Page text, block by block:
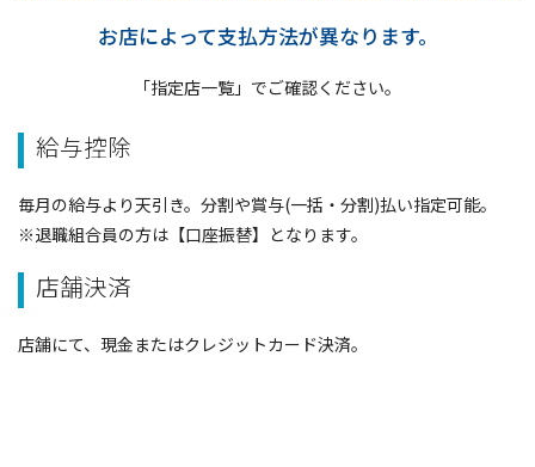
お店によって支払方法が異なります。
「指定店一覧」でご確認ください。
給与控除
毎月の給与より天引き。分割や賞与(一括・分割)払い指定可能。
※退職組合員の方は【口座振替】となります。
店舗決済
店舗にて、現金またはクレジットカード決済。